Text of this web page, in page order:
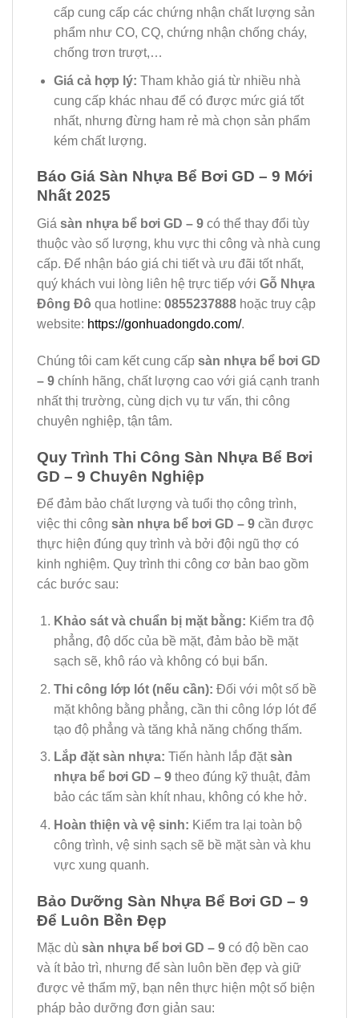
cấp cung cấp các chứng nhận chất lượng sản
phẩm như CO, CQ, chứng nhận chống cháy,
chống trơn trượt,…
Giá cả hợp lý: Tham khảo giá từ nhiều nhà
cung cấp khác nhau để có được mức giá tốt
nhất, nhưng đừng ham rẻ mà chọn sản phẩm
kém chất lượng.
Báo Giá Sàn Nhựa Bể Bơi GD – 9 Mới
Nhất 2025
Giá sàn nhựa bể bơi GD – 9 có thể thay đổi tùy
thuộc vào số lượng, khu vực thi công và nhà cung
cấp. Để nhận báo giá chi tiết và ưu đãi tốt nhất,
quý khách vui lòng liên hệ trực tiếp với Gỗ Nhựa
Đông Đô qua hotline: 0855237888 hoặc truy cập
website: https://gonhuadongdo.com/.
Chúng tôi cam kết cung cấp sàn nhựa bể bơi GD
– 9 chính hãng, chất lượng cao với giá cạnh tranh
nhất thị trường, cùng dịch vụ tư vấn, thi công
chuyên nghiệp, tận tâm.
Quy Trình Thi Công Sàn Nhựa Bể Bơi
GD – 9 Chuyên Nghiệp
Để đảm bảo chất lượng và tuổi thọ công trình,
việc thi công sàn nhựa bể bơi GD – 9 cần được
thực hiện đúng quy trình và bởi đội ngũ thợ có
kinh nghiệm. Quy trình thi công cơ bản bao gồm
các bước sau:
Khảo sát và chuẩn bị mặt bằng: Kiểm tra độ
phẳng, độ dốc của bề mặt, đảm bảo bề mặt
sạch sẽ, khô ráo và không có bụi bẩn.
Thi công lớp lót (nếu cần): Đối với một số bề
mặt không bằng phẳng, cần thi công lớp lót để
tạo độ phẳng và tăng khả năng chống thấm.
Lắp đặt sàn nhựa: Tiến hành lắp đặtsàn
nhựa bể bơi GD – 9theo đúng kỹ thuật, đảm
bảo các tấm sàn khít nhau, không có khe hở.
Hoàn thiện và vệ sinh: Kiểm tra lại toàn bộ
công trình, vệ sinh sạch sẽ bề mặt sàn và khu
vực xung quanh.
Bảo Dưỡng Sàn Nhựa Bể Bơi GD – 9
Để Luôn Bền Đẹp
Mặc dù sàn nhựa bể bơi GD – 9 có độ bền cao
và ít bảo trì, nhưng để sàn luôn bền đẹp và giữ
được vẻ thẩm mỹ, bạn nên thực hiện một số biện
pháp bảo dưỡng đơn giản sau: